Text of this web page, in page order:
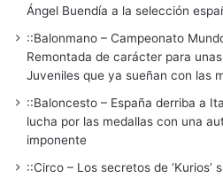
Ángel Buendía a la selección
::Balonmano – Campeonato
Remontada de carácter para
Juveniles que ya sueñan con las
::Baloncesto – España derriba a
lucha por las medallas con una
imponente
::Circo – Los secretos de ‘Kurios’